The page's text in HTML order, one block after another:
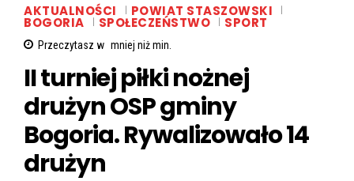
AKTUALNOŚCI POWIAT STASZOWSKI
BOGORIA SPOŁECZEŃSTWO SPORT
Przeczytasz w mniej niżmin.
II turniej piłki nożnej
drużyn OSP gminy
Bogoria. Rywalizowało 14
drużyn